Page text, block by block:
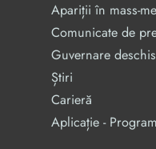
Apariții în mass-
Comunicate de
Guvernare
Știri
Carieră
Aplicație -